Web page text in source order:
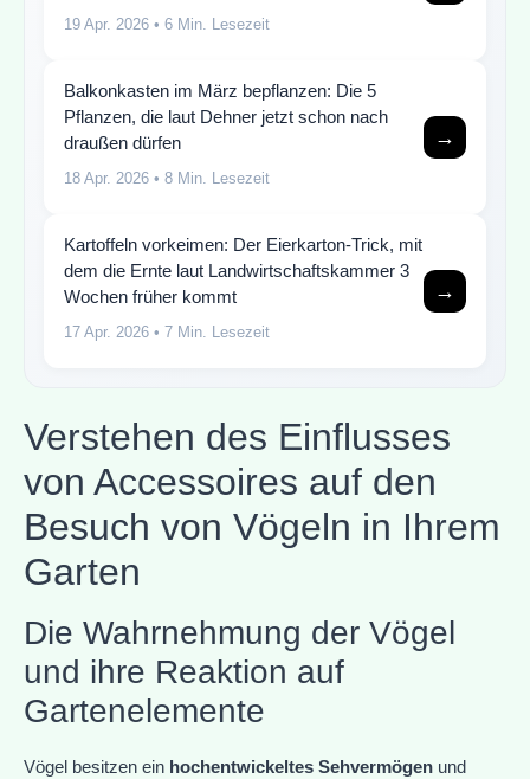
19 Apr. 2026 • 6 Min. Lesezeit
Balkonkasten im März bepflanzen: Die 5
Pflanzen, die laut Dehner jetzt schon nach
draußen dürfen
18 Apr. 2026 • 8 Min. Lesezeit
→
Kartoffeln vorkeimen: Der Eierkarton-Trick, mit
dem die Ernte laut Landwirtschaftskammer 3
Wochen früher kommt
17 Apr. 2026 • 7 Min. Lesezeit
→
Verstehen des Einflusses
von Accessoires auf den
Besuch von Vögeln in Ihrem
Garten
Die Wahrnehmung der Vögel
und ihre Reaktion auf
Gartenelemente
Vögel besitzen ein hochentwickeltes Sehvermögen und